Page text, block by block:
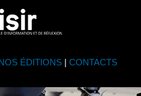
ÉDITIONS| CONTACTS